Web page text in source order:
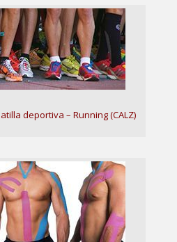
deportiva – Running (CALZ)